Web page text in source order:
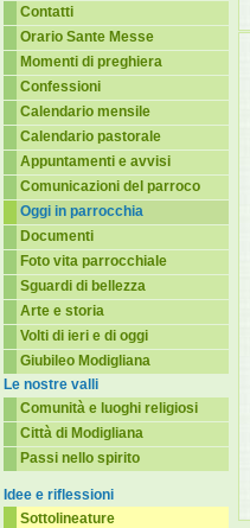
Contatti
Orario Sante Messe
Momenti di preghiera
Confessioni
Calendario mensile
Calendario pastorale
Appuntamenti e avvisi
Comunicazioni del parroco
Oggi in parrocchia
Documenti
Foto vita parrocchiale
Sguardi di bellezza
Arte e storia
Volti di ieri e di oggi
Giubileo Modigliana
Le nostre valli
Comunità e luoghi religiosi
Città di Modigliana
Passi nello spirito
Idee e riflessioni
Sottolineature